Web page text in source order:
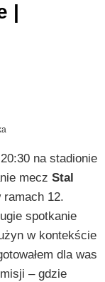
|
na stadionie
mecz Stal
ramach 12.
spotkanie
w kontekście
dla was
– gdzie